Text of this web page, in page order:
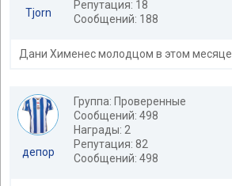
Tjorn
Репутация: 18
Сообщений: 188
Дани Хименес молодцом в этом месяце.
депор
Группа: Проверенные
Сообщений: 498
Награды: 2
Репутация: 82
Сообщений: 498